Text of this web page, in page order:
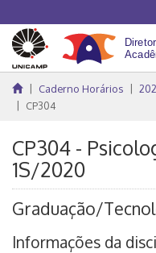
Caderno Horários
CP304
CP304 -
1S/2020
Graduação/
Informações da